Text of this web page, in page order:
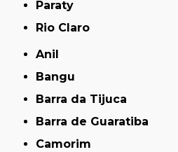
Paraty
Rio Claro
Anil
Bangu
Barra da Tijuca
Barra de Guaratiba
Camorim